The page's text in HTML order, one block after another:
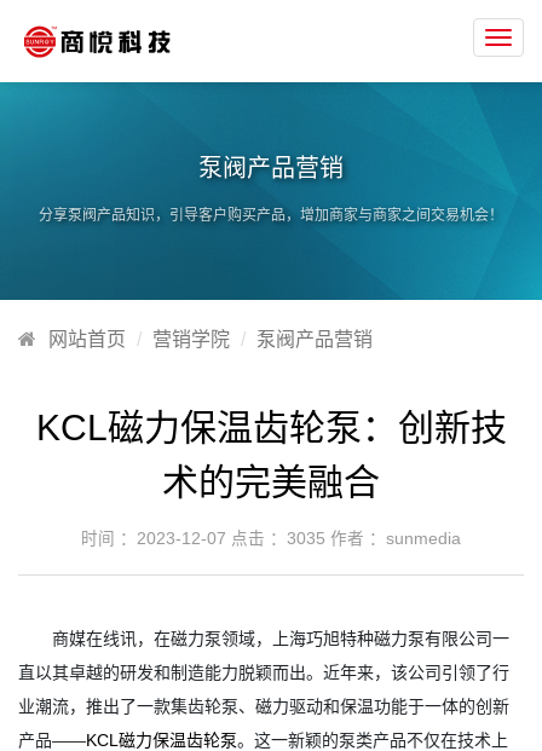
泵阀产品营销
分享泵阀产品知识，引导客户购买产品，增加商家与商家之间交易机会！
网站首页 营销学院 泵阀产品营销
KCL磁力保温齿轮泵：创新技
术的完美融合
时间 ：2023-12-07 点击 ： 3035 作者 ：sunmedia
商媒在线讯，在磁力泵领域，上海巧旭特种磁力泵有限公司一
直以其卓越的研发和制造能力脱颖而出。近年来，该公司引领了行
业潮流，推出了一款集齿轮泵、磁力驱动和保温功能于一体的创新
产品——KCL磁力保温齿轮泵。这一新颖的泵类产品不仅在技术上